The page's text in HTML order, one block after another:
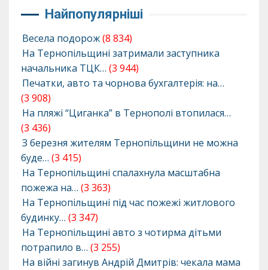
Найпопулярніші
Весела подорож(8 834)
На Тернопільщині затримали заступника
начальника ТЦК… (3 944)
Печатки, авто та чорнова бухгалтерія: на…
(3 908)
На пляжі “Циганка” в Тернополі втопилася…
(3 436)
З березня жителям Тернопільщини не можна
буде… (3 415)
На Тернопільщині спалахнула масштабна
пожежа на… (3 363)
На Тернопільщині під час пожежі житлового
будинку… (3 347)
На Тернопільщині авто з чотирма дітьми
потрапило в… (3 255)
На війні загинув Андрій Дмитрів: чекала мама